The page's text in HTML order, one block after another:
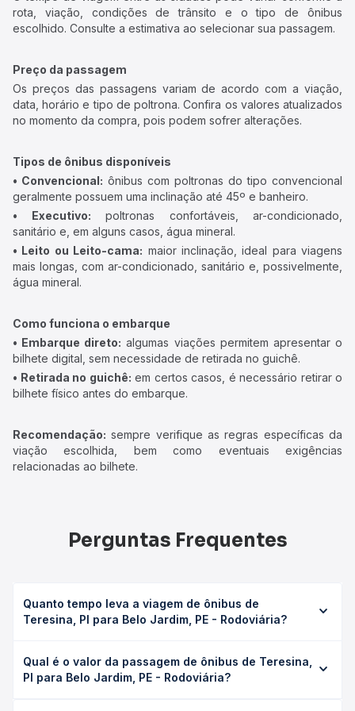
rota, viação, condições de trânsito e o tipo de ônibus
escolhido. Consulte a estimativa ao selecionar sua passagem.
Preço da passagem
Os preços das passagens variam de acordo com a viação,
data, horário e tipo de poltrona. Confira os valores atualizados
no momento da compra, pois podem sofrer alterações.
Tipos de ônibus disponíveis
• Convencional: ônibus com poltronas do tipo convencional
geralmente possuem uma inclinação até 45º e banheiro.
• Executivo: poltronas confortáveis, ar-condicionado,
sanitário e, em alguns casos, água mineral.
• Leito ou Leito-cama: maior inclinação, ideal para viagens
mais longas, com ar-condicionado, sanitário e, possivelmente,
água mineral.
Como funciona o embarque
• Embarque direto: algumas viações permitem apresentar o
bilhete digital, sem necessidade de retirada no guichê.
• Retirada no guichê: em certos casos, é necessário retirar o
bilhete físico antes do embarque.
Recomendação: sempre verifique as regras específicas da
viação escolhida, bem como eventuais exigências
relacionadas ao bilhete.
Perguntas Frequentes
Quanto tempo leva a viagem de ônibus de
Teresina, PI para Belo Jardim, PE - Rodoviária?
Rodoviária leva em média 20h 40min, podendo variar
conforme a viação, o tipo de serviço (convencional,
Qual é o valor da passagem de ônibus de Teresina,
PI para Belo Jardim, PE - Rodoviária?